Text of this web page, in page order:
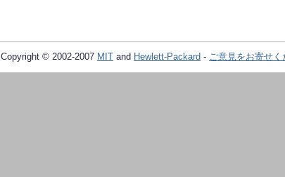
Copyright © 2002-2007 MIT and Hewlett-Packard - ご意見をお寄せく